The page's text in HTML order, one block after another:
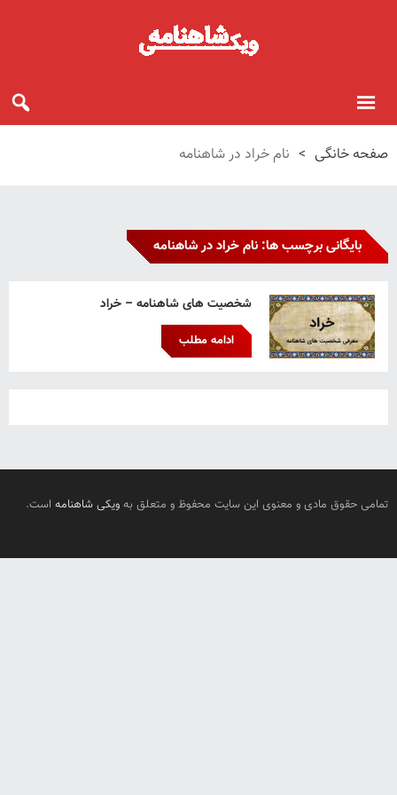
صفحه خانگی > نام خراد در شاهنامه
بایگانی برچسب ها: نام خراد در شاهنامه
شخصیت های شاهنامه – خراد
ادامه مطلب
تمامی حقوق مادی و معنوی این سایت محفوظ و متعلق به ویکی شاهنامه است.